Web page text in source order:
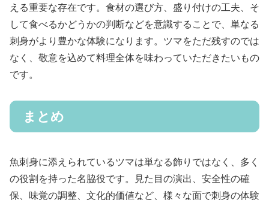
える重要な存在です。食材の選び方、盛り付けの工夫、そ
して食べるかどうかの判断などを意識することで、単なる
刺身がより豊かな体験になります。ツマをただ残すのでは
なく、敬意を込めて料理全体を味わっていただきたいもの
です。
まとめ
魚刺身に添えられているツマは単なる飾りではなく、多く
の役割を持った名脇役です。見た目の演出、安全性の確
保、味覚の調整、文化的価値など、様々な面で刺身の体験